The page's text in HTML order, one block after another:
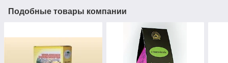
Подобные товары компании